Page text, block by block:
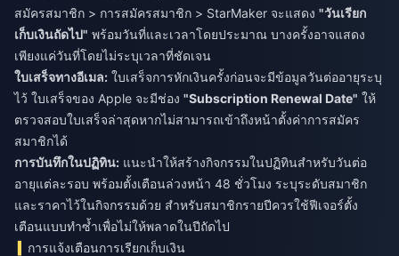
สมัครสมาชิก > การสมัครสมาชิก > StarMaker จะแสดง "วันเรียก
เก็บเงินถัดไป" พร้อมวันที่และเวลาโดยประมาณ บางครั้งอาจแสดง
เพียงแค่วันที่โดยไม่ระบุเวลาที่ชัดเจน
ใบเสร็จทางอีเมล: ใบเสร็จการหักเงินครั้งก่อนจะมีข้อมูลวันต่ออายุระบุ
ไว้ ใบเสร็จของ Apple จะมีช่อง "Subscription Renewal Date" ให้
ตรวจสอบใบเสร็จล่าสุดหากไม่สามารถเข้าถึงหน้าตั้งค่าการสมัคร
สมาชิกได้
การบันทึกในปฏิทิน: แนะนำให้สร้างกิจกรรมในปฏิทินสำหรับวันต่อ
อายุแต่ละรอบ พร้อมตั้งเตือนล่วงหน้า 48 ชั่วโมง ระบุระดับสมาชิก
และราคาไว้ในกิจกรรมด้วย สำหรับสมาชิกรายปีควรใช้ฟีเจอร์ตั้ง
เตือนแบบทำซ้ำเพื่อไม่ให้พลาดในปีถัดไป
การแจ้งเตือนการเรียกเก็บเงิน